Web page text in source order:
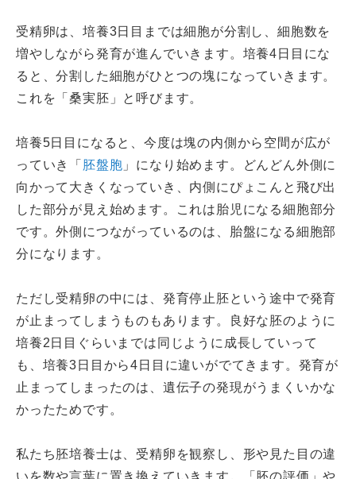
受精卵は、培養3日目までは細胞が分割し、細胞数を
増やしながら発育が進んでいきます。培養4日目にな
ると、分割した細胞がひとつの塊になっていきます。
これを「桑実胚」と呼びます。
培養5日目になると、今度は塊の内側から空間が広が
っていき「 胚盤胞 」になり始めます。どんどん外側に
向かって大きくなっていき、内側にぴょこんと飛び出
した部分が見え始めます。これは胎児になる細胞部分
です。外側につながっているのは、胎盤になる細胞部
分になります。
ただし受精卵の中には、発育停止胚という途中で発育
が止まってしまうものもあります。良好な胚のように
培養2日目ぐらいまでは同じように成長していって
も、培養3日目から4日目に違いがでてきます。発育が
止まってしまったのは、遺伝子の発現がうまくいかな
かったためです。
私たち胚培養士は、受精卵を観察し、形や見た目の違